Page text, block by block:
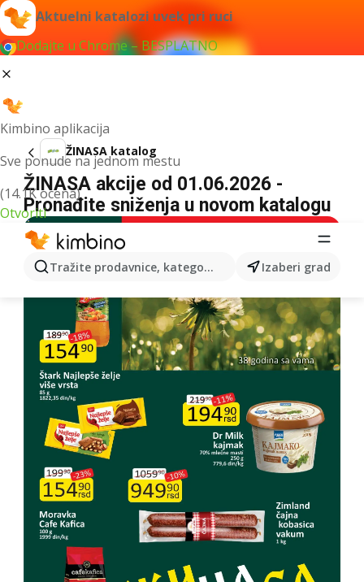
Aktuelni katalozi uvek pri ruci
Dodajte u Chrome – BESPLATNO
Kimbino aplikacija
Sve ponude na jednom mestu
(14.1K ocena)
Otvoriti
Tražite prodavnice, kategorije, proizvode...Izaberi grad
ŽINASA katalog
ŽINASA akcije od 01.06.2026 -
Pronađite sniženja u novom katalogu